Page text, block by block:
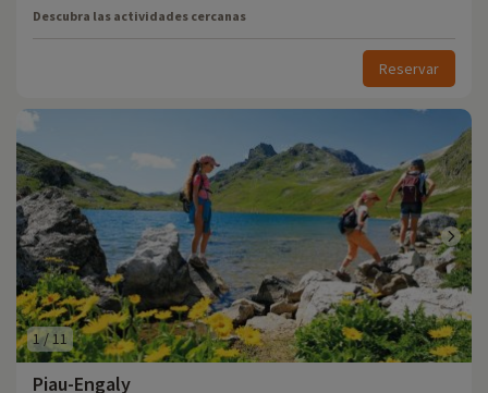
Descubra las actividades cercanas
Reservar
1/11
Piau-Engaly